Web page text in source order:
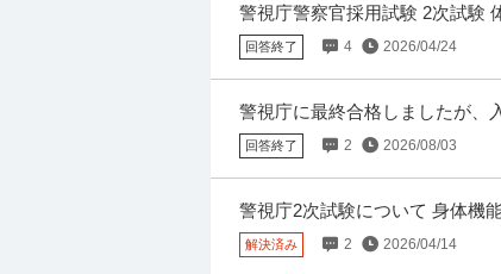
首都圏／未経験歓迎／会社説明会
新着 正社員 未経験OK 交通費支給
年収360万円〜500万円
株式会社ワット・コンサルティング 【
警視庁警察官採用試験 2次試験
実際に受験したことのある方で
回答終了 4 2026/04/24
警視庁に最終合格しましたが、
たいです。 大学4年生で、警視
回答終了 2 2026/08/03
警視庁2次試験について 身体機
がありました。 そして一人一人
解決済み 2 2026/04/14